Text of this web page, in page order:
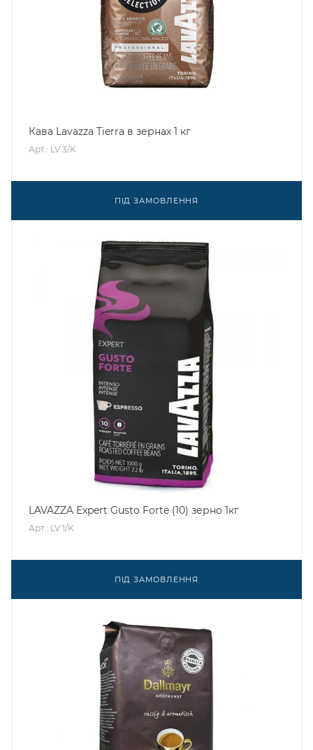
Кава Lavazza Tierra в зернах 1 кг
Арт.: LV 3/K
ПІД ЗАМОВЛЕННЯ
LAVAZZA Expert Gusto Forte (10) зерно 1кг
Арт.: LV 1/K
ПІД ЗАМОВЛЕННЯ